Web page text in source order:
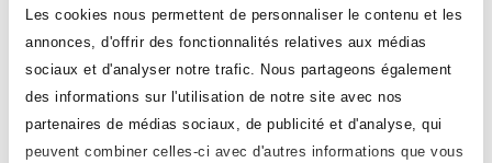
Les cookies nous permettent de personnaliser le contenu et les
annonces, d'offrir des fonctionnalités relatives aux médias
sociaux et d'analyser notre trafic. Nous partageons également
des informations sur l'utilisation de notre site avec nos
partenaires de médias sociaux, de publicité et d'analyse, qui
peuvent combiner celles-ci avec d'autres informations que vous
alternance.
Les employeurs du secteur privé, public ou associatif sont
soumis à une réglementation stricte concernant l’accueil de
stagiaires en milieu professionnel :
Pour connaître la réglementation en vigueur sur les stages,